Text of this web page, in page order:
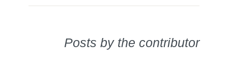
Posts by the contributor